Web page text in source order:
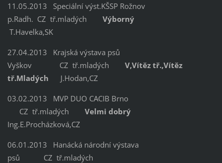
11.05.2013 Speciální výst.KŠSP Rožnov
p.Radh. CZ tř.mladých
Výborný
T.Havelka,SK
27.04.2013 Krajská výstava psů
Vyškov CZ tř.mladých
V,Vítěz tř.,Vítěz
tř.Mladých J.Hodan,CZ
03.02.2013 MVP DUO CACIB Brno
CZ tř.mladých
Velmi dobrý
Ing.E.Procházková,CZ
06.01.2013 Hanácká národní výstava
psů CZ tř.mladých